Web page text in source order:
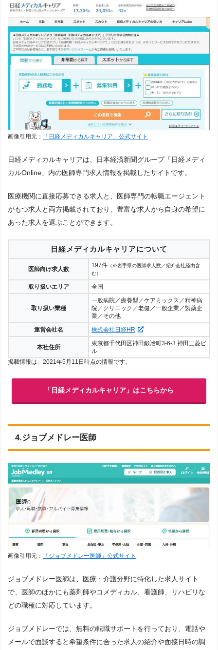
画像引用元： 「日経メディカルキャリア」公式サイト
日経メディカルキャリアは、日本経済新聞グループ「日経メディ
カルOnline」内の医師専門求人情報を掲載したサイトです。
医療機関に直接応募できる求人と、医師専門の転職エージェント
がもつ求人と両方掲載されており、豊富な求人から自身の希望に
あった求人を選ぶことができます。
日経メディカルキャリアについて
医師向け求人数
197件 （※岩手県の医師求人数／紹介会社経由含
む）
取り扱いエリア 全国
取り扱い業種
一般病院／療養型／ケアミックス／精神病
院／クリニック／老健／一般企業／製薬企
業／その他
運営会社名
株式会社日経HR
本社住所
東京都千代田区神田鍛冶町3-6-3 神田三菱ビ
ル
掲載情報は、2021年5月11日時点の情報です。
「日経メディカルキャリア」はこちらから
4.ジョブメドレー医師
画像引用元： 「ジョブメドレー医師」公式サイト
ジョブメドレー医師は、医療・介護分野に特化した求人サイト
で、医師のほかにも薬剤師やコメディカル、看護師、リハビリな
どの職種に対応しています。
ジョブメドレーでは、無料の転職サポートを行っており、電話や
メールで面談すると希望条件に合った求人の紹介や面接日時の調